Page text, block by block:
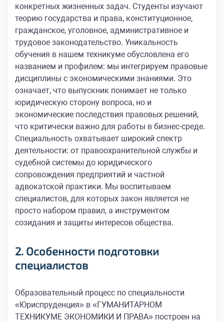
конкретных жизненных задач. Студенты изучают
теорию государства и права, конституционное,
гражданское, уголовное, административное и
трудовое законодательство. Уникальность
обучения в нашем техникуме обусловлена его
названием и профилем: мы интегрируем правовые
дисциплины с экономическими знаниями. Это
означает, что выпускник понимает не только
юридическую сторону вопроса, но и
экономические последствия правовых решений,
что критически важно для работы в бизнес-среде.
Специальность охватывает широкий спектр
деятельности: от правоохранительной службы и
судебной системы до юридического
сопровождения предприятий и частной
адвокатской практики. Мы воспитываем
специалистов, для которых закон является не
просто набором правил, а инструментом
созидания и защиты интересов общества.
2. Особенности подготовки
специалистов
Образовательный процесс по специальности
«Юриспруденция» в «ГУМАНИТАРНОМ
ТЕХНИКУМЕ ЭКОНОМИКИ И ПРАВА» построен на